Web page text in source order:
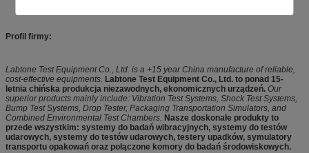
Profil firmy:
Labtone Test Equipment Co., Ltd. is a +15 year China manufacture of reliable,
cost-effective equipments. Labtone Test Equipment Co., Ltd. to ponad 15-
letnia chińska produkcja niezawodnych, ekonomicznych urządzeń. Our
superior products mainly include: Vibration Test Systems, Shock Test Systems,
Bump Test Systems, Drop Tester, Packaging Transportation Simulators, and
Combined Environmental Test Chambers. Nasze doskonałe produkty to
przede wszystkim: systemy do badań wibracyjnych, systemy do testów
udarowych, systemy do testów udarowych, testery upadków, symulatory
transportu opakowań oraz połączone komory do badań środowiskowych.